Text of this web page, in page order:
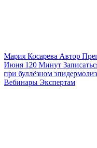
Мария Косарева Автор
Июня 120 Минут
при буллёзном
Вебинары Экспертам